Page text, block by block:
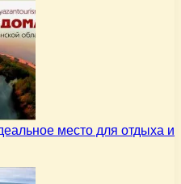
место для отдыха и